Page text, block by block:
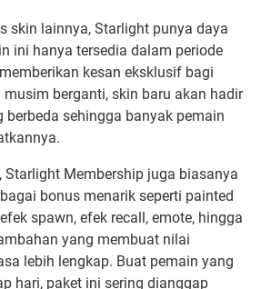
skin lainnya, Starlight punya daya
ini hanya tersedia dalam periode
kesan eksklusif bagi
berganti, skin baru akan hadir
berbeda sehingga banyak pemain
Starlight Membership juga biasanya
bonus menarik seperti painted
spawn, efek recall, emote, hingga
yang membuat nilai
lebih lengkap. Buat pemain yang
hari, paket ini sering dianggap